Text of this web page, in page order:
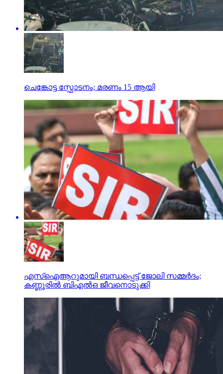
ചെങ്കോട്ട സ്ഫോടനം; മരണം 15 ആയി
എസ്ഐആറുമായി ബന്ധപ്പെട്ട് ജോലി സമ്മര്‍ദം;
കണ്ണൂരില്‍ ബിഎല്‍ഒ ജീവനൊടുക്കി